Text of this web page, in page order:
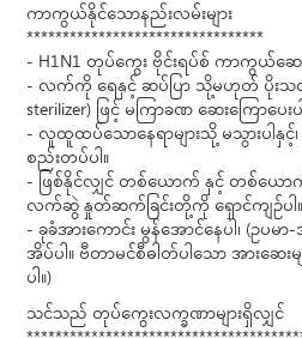
ကာကွယ်နိုင်သောနည်းလမ်းများ
*********************************
- H1N1 တုပ်ကွေး ဗိုင်းရပ်စ် ကာကွယ်ဆေး
- လက်ကို ရေနှင့် ဆပ်ပြာ သို့မဟုတ် ပိုး
sterilizer) ဖြင့် မကြာခဏ ဆေးကြောပေးပ
- လူထူထပ်သောနေရာများသို့ မသွားပါနှင့်၊
စည်းတပ်ပါ။
- ဖြစ်နိုင်လျှင် တစ်ယောက် နှင့် တစ်ယောက်
လက်ဆွဲ နှုတ်ဆက်ခြင်းတို့ကို ရှောင်ကျဉ်ပါ။
- ခုခံအားကောင်း မွန်အောင်နေပါ၊ (ဥပမာ-အ
အိပ်ပါ။ ဗီတာမင်စီဓါတ်ပါသော အားဆေးမျာ
ပါ။)
သင်သည် တုပ်ကွေးလက္ခဏာများရှိလျှင်